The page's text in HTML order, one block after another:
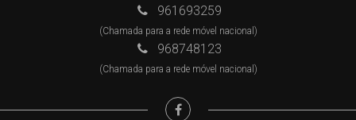
961693259
(Chamada para a rede móvel nacional)
968748123
(Chamada para a rede móvel nacional)